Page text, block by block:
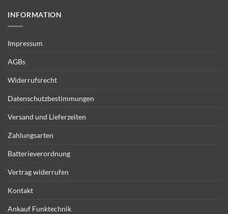
INFORMATION
Impressum
AGBs
Widerrufsrecht
Datenschutzbestimmungen
Versand und Lieferzeiten
Zahlungsarten
Batterieverordnung
Vertrag widerrufen
Kontakt
Ankauf Funktechnik